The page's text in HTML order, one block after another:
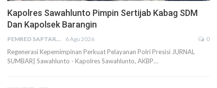
Kapolres Sawahlunto Pimpin Sertijab Kabag SDM
Dan Kapolsek Barangin
PEMRED SAPTARIUS 6 Agu 2026 0
Regenerasi Kepemimpinan Perkuat Pelayanan Polri Presisi JURNAL
SUMBAR| Sawahlunto - Kapolres Sawahlunto, AKBP…